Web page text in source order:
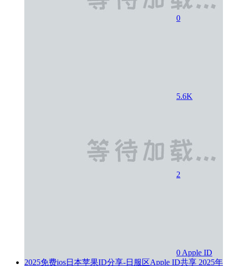
0
5.6K
2
0 Apple ID
2025免费ios日本苹果ID分享-日服区Apple ID共享 2025年